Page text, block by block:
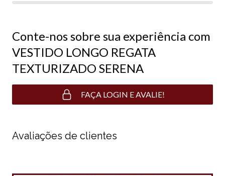
Conte-nos sobre sua experiência com
VESTIDO LONGO REGATA
TEXTURIZADO SERENA
FAÇA LOGIN E AVALIE!
Avaliações de clientes